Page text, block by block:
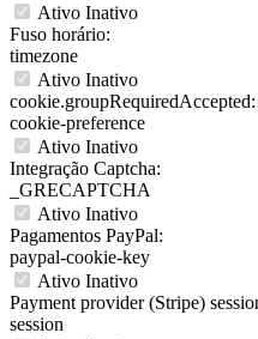
Ativo Inativo
Fuso horário:
timezone
Ativo Inativo
cookie.groupRequiredAccepted:
cookie-preference
Ativo Inativo
Integração Captcha:
_GRECAPTCHA
Ativo Inativo
Pagamentos PayPal:
paypal-cookie-key
Ativo Inativo
Payment provider (Stripe)
session